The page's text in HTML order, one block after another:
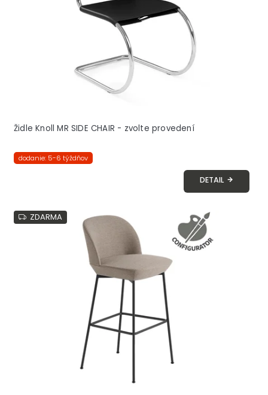
Židle Knoll MR SIDE CHAIR - zvolte provedení
dodanie: 5-6 týždňov
DETAIL
ZDARMA